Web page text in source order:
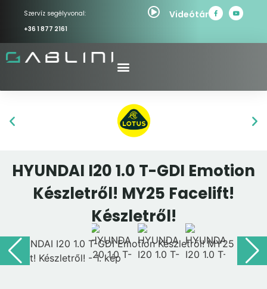
Szervíz segélyvonal:
+36 1 877 2161
Videótár
HYUNDAI I20 1.0 T-GDI Emotion
Készletről! MY25 Facelift!
Készletről!